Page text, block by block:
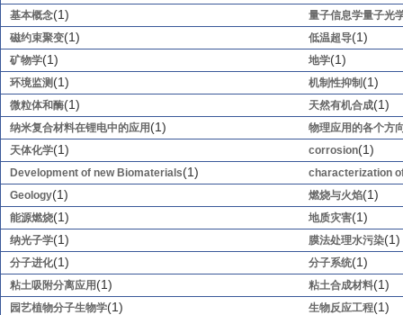
基本概念(1)
量子信息学量子光
磁约束聚变(1) 低温超导(1)
矿物学(1) 地学(1)
环境监测 (1) 机制性抑制 (1)
微粒体和酶(1) 天然有机合成(1)
纳米复合材料在锂电中的应用 (1)
物理应用的各个方
天体化学(1) corrosion(1)
Development of new Biomaterials(1)
characterization
Geology(1) 燃烧与火焰(1)
能源燃烧(1) 地质灾害(1)
纳光子学(1) 膜法处理水污染(1)
分子进化(1) 分子系统(1)
粘土吸附分离应用 (1) 粘土合成材料(1)
园艺植物分子生物学(1) 生物反应工程(1)